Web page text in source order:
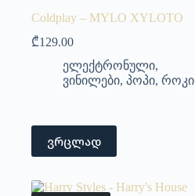
Coldplay – MYLO XYLOTO
₾129.00
ელექტრონული,
ვინილები, პოპი, როკი
ვრცლად